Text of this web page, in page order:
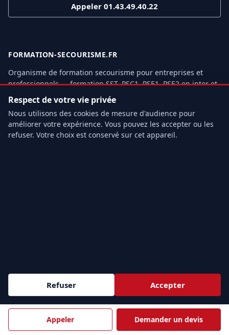
Appeler Demander un devis
Appeler 01.43.49.40.22
FORMATION-SECOURISME.FR
Organisme de formation secourisme pour entreprises et
professionnels — formation SST, PSC1, PSE1, PSE2 en inter et
intra-entreprise, partout en France.
42, rue Le Peletier
75009 Paris, France
Tél.01.43.49.40.22
Formation PSE2
Devis gratuit
TARIFS & CONTACT
Respect de votre vie privée
Nous utilisons des cookies de mesure d'audience pour
améliorer votre expérience. Vous pouvez les accepter ou les
refuser. Votre choix est conservé sur cet appareil.
Refuser Accepter